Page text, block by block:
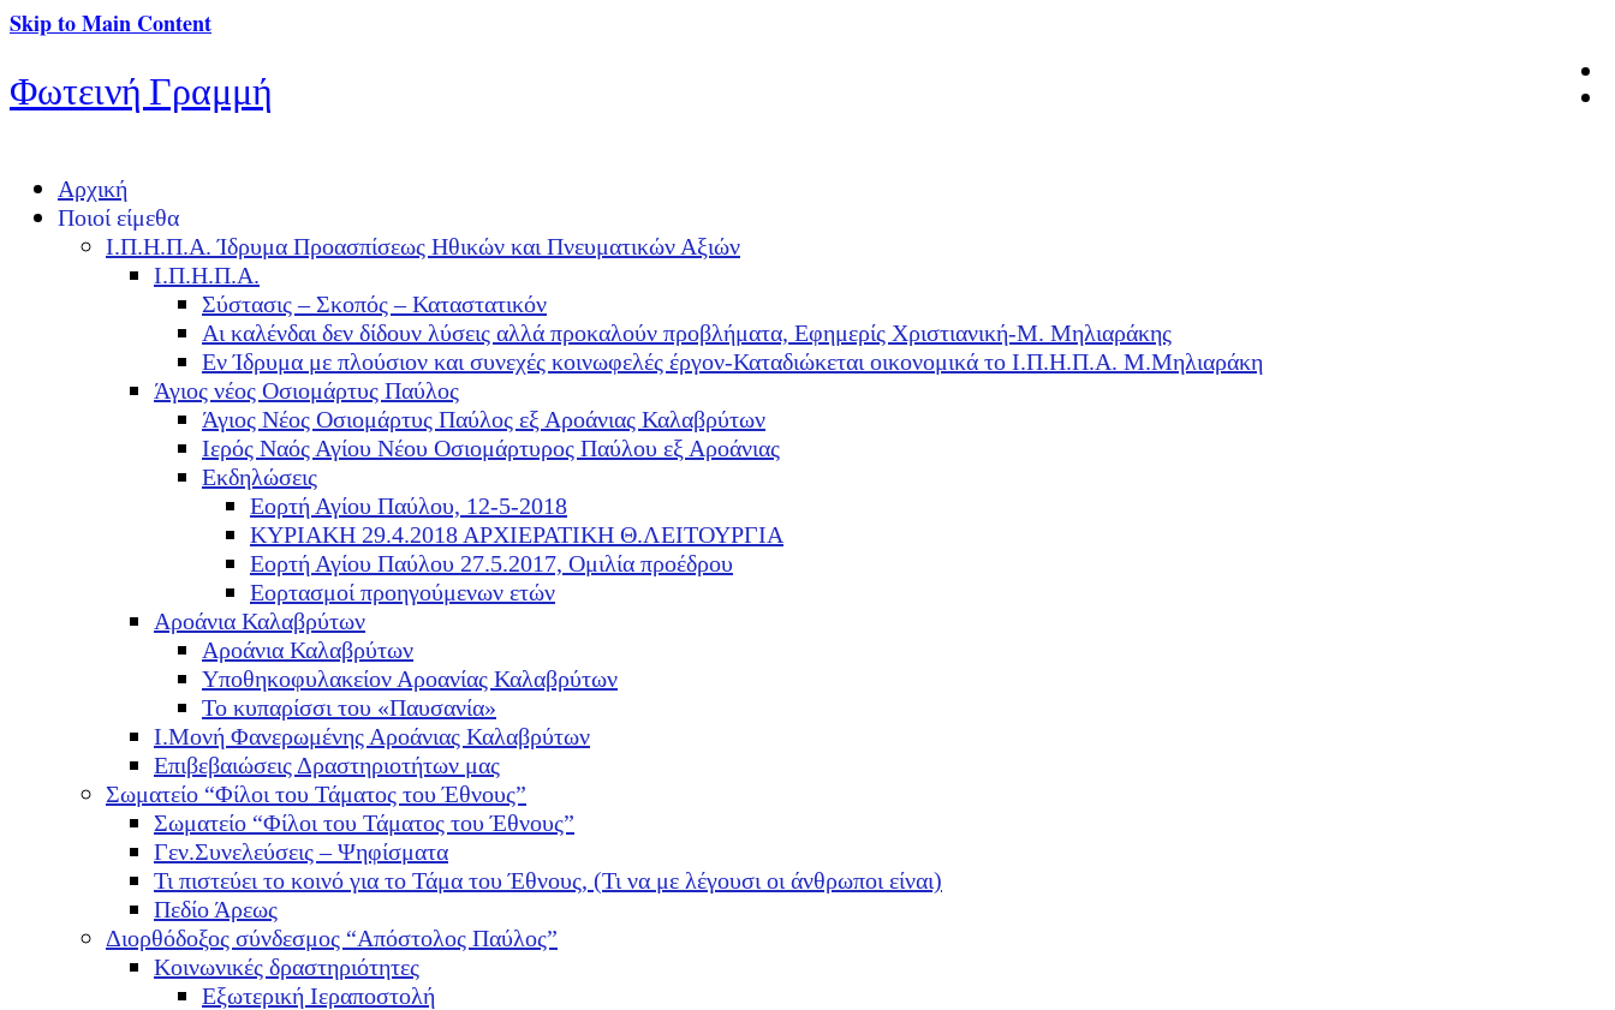
Skip to Main Content
Φωτεινή Γραμμή
Αρχική
Ποιοί είμεθα
Ι.Π.Η.Π.Α. Ίδρυμα Προασπίσεως Ηθικών και Πνευματικών Αξιών
Ι.Π.Η.Π.Α.
Σύστασις – Σκοπός – Καταστατικόν
Αι καλένδαι δεν δίδουν λύσεις αλλά προκαλούν προβλήματα, Εφημερίς Χριστιανική-Μ. Μηλιαράκης
Εν Ίδρυμα με πλούσιον και συνεχές κοινωφελές έργον-Καταδιώκεται οικονομικά το Ι.Π.Η.Π.Α. Μ.Μηλιαράκη
Άγιος νέος Οσιομάρτυς Παύλος
Άγιος Νέος Οσιομάρτυς Παύλος εξ Αροάνιας Καλαβρύτων
Ιερός Ναός Αγίου Νέου Οσιομάρτυρος Παύλου εξ Αροάνιας
Εκδηλώσεις
Εορτή Αγίου Παύλου, 12-5-2018
ΚΥΡΙΑΚΗ 29.4.2018 ΑΡΧΙΕΡΑΤΙΚΗ Θ.ΛΕΙΤΟΥΡΓΙΑ
Εορτή Αγίου Παύλου 27.5.2017, Ομιλία προέδρου
Εορτασμοί προηγούμενων ετών
Αροάνια Καλαβρύτων
Αροάνια Καλαβρύτων
Υποθηκοφυλακείον Αροανίας Καλαβρύτων
Το κυπαρίσσι του «Παυσανία»
Ι.Μονή Φανερωμένης Αροάνιας Καλαβρύτων
Επιβεβαιώσεις Δραστηριοτήτων μας
Σωματείο “Φίλοι του Τάματος του Έθνους”
Σωματείο “Φίλοι του Τάματος του Έθνους”
Γεν.Συνελεύσεις – Ψηφίσματα
Τι πιστεύει το κοινό για το Τάμα του Έθνους, (Τι να με λέγουσι οι άνθρωποι είναι)
Πεδίο Άρεως
Διορθόδοξος σύνδεσμος “Απόστολος Παύλος”
Κοινωνικές δραστηριότητες
Εξωτερική Ιεραποστολή